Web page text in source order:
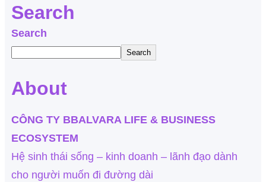
Search
Search
Search
About
CÔNG TY BBALVARA LIFE & BUSINESS
ECOSYSTEM
Hệ sinh thái sống – kinh doanh – lãnh đạo dành
cho người muốn đi đường dài